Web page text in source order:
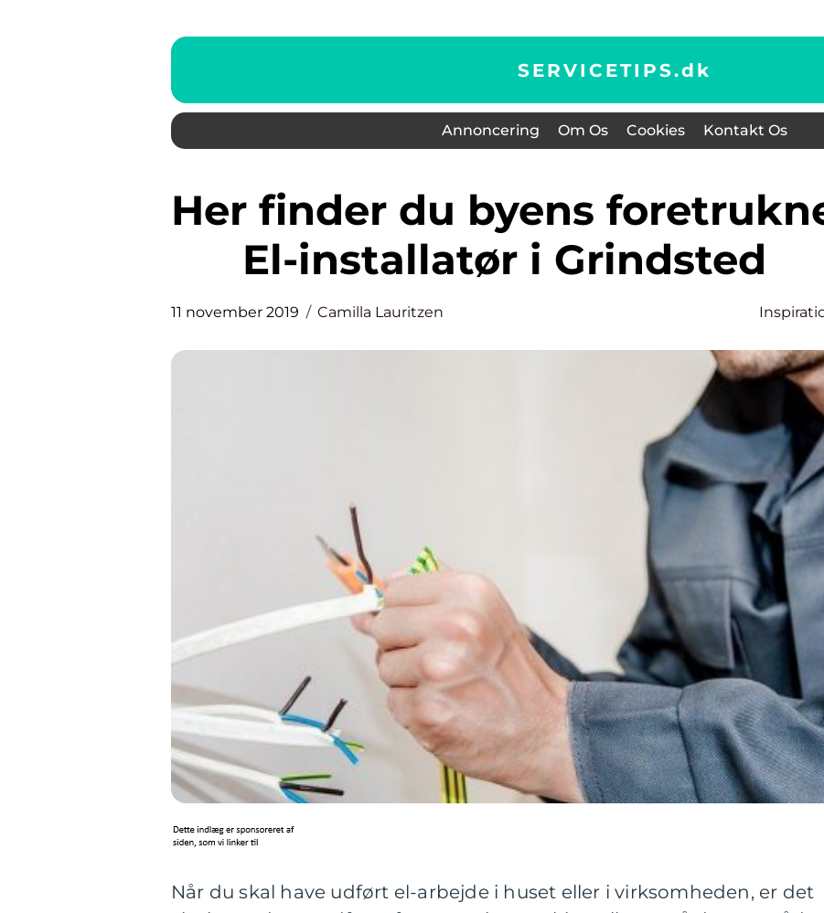
SERVICETIPS.dk
Annoncering Om Os Cookies Kontakt Os
Her finder du byens foretrukne
El-installatør i Grindsted
11 november 2019 Camilla Lauritzen
Når du skal have udført el-arbejde i huset eller i virksomheden, er det